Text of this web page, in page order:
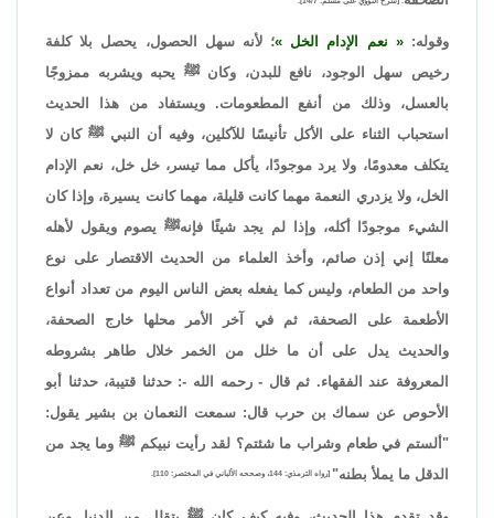
وقوله: نعم الإدام الخل
؛ لأنه سهل الحصول، يحصل بلا كلفة
رخيص سهل الوجود، نافع للبدن، وكان ﷺ يحبه ويشربه ممزوجًا
بالعسل، وذلك من أنفع المطعومات. ويستفاد من هذا الحديث
استحباب الثناء على الأكل تأنيسًا للآكلين، وفيه أن النبي ﷺ كان لا
يتكلف معدومًا، ولا يرد موجودًا، يأكل مما تيسر، خل خل، نعم الإدام
الخل، ولا يزدري النعمة مهما كانت قليلة، مهما كانت يسيرة، وإذا كان
الشيء موجودًا أكله، وإذا لم يجد شيئًا فإنهﷺ يصوم ويقول لأهله
معلنًا إني إذن صائم، وأخذ العلماء من الحديث الاقتصار على نوع
واحد من الطعام، وليس كما يفعله بعض الناس اليوم من تعداد أنواع
الأطعمة على الصحفة، ثم في آخر الأمر محلها خارج الصحفة،
والحديث يدل على أن ما خلل من الخمر خلال طاهر بشروطه
المعروفة عند الفقهاء. ثم قال - رحمه الله -: حدثنا قتيبة، حدثنا أبو
الأحوص عن سماك بن حرب قال: سمعت النعمان بن بشير يقول:
"ألستم في طعام وشراب ما شئتم؟ لقد رأيت نبيكم ﷺ وما يجد من
الدقل ما يملأ بطنه" [رواه الترمذي: 144، وصححه الألباني في المختصر: 110].